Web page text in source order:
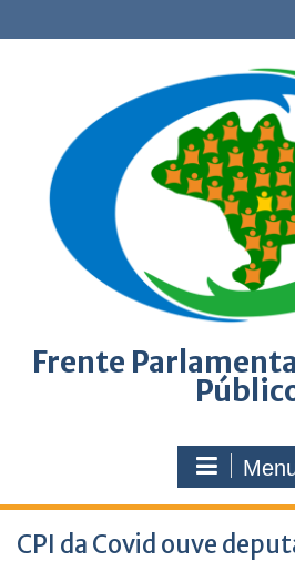
to
Frente
CPI da Covid ouve